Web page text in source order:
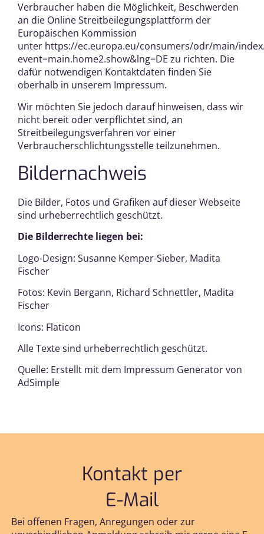
Verbraucher haben die Möglichkeit, Beschwerden
an die Online Streitbeilegungsplattform der
Europäischen Kommission
unter https://ec.europa.eu/consumers/odr/main/
event=main.home2.show&lng=DE zu richten. Die
dafür notwendigen Kontaktdaten finden Sie
oberhalb in unserem Impressum.
Wir möchten Sie jedoch darauf hinweisen, dass wir
nicht bereit oder verpflichtet sind, an
Streitbeilegungsverfahren vor einer
Verbraucherschlichtungsstelle teilzunehmen.
Bildernachweis
Die Bilder, Fotos und Grafiken auf dieser Webseite
sind urheberrechtlich geschützt.
Die Bilderrechte liegen bei:
Logo-Design: Susanne Kemper-Sieber, Madita
Fischer
Fotos: Kevin Bergann, Richard Schnettler, Madita
Fischer
Icons: Flaticon
Alle Texte sind urheberrechtlich geschützt.
Quelle: Erstellt mit dem Impressum Generatorvon
AdSimple
Kontakt per
E-Mail
Bei offenen Fragen, Anregungen oder zur